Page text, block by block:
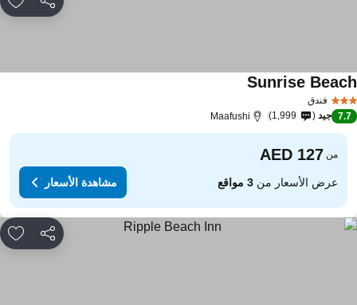
مشاركة
فندق
Sunrise
7.7 جيد 1,999
Maafushi
من
عرض الأسعار من3 مواقع مشاهدة الأسعار
مشاركة